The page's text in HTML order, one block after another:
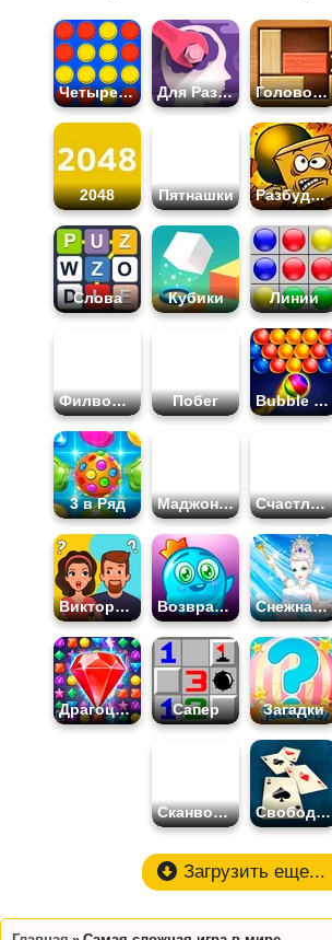
Четыре в Ряд Для Развития Мозга Головоломки
2048 Пятнашки Разбуди Коробку
Слова Кубики Линии
Филворды Побег Bubble Shooter
3 в Ряд Маджонг Коннект Счастливая Обезьянка
Викторины Возвращение в Страну Конфет Снежная Королева
Драгоценные Камни Сапер Загадки
Сканворды Свободная Ячейка
Загрузить еще...